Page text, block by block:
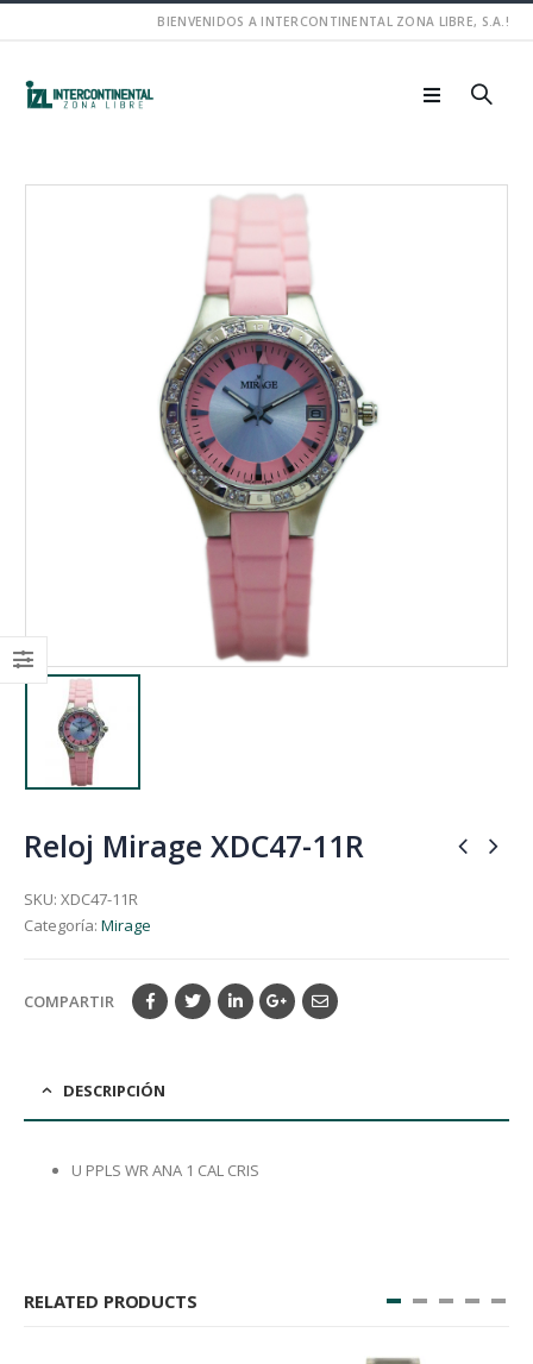
BIENVENIDOS A INTERCONTINENTAL ZONA LIBRE, S.A.!
Reloj Mirage XDC47-11R
SKU: XDC47-11R
Categoría: Mirage
COMPARTIR
DESCRIPCIÓN
U PPLS WR ANA 1 CAL CRIS
RELATED PRODUCTS